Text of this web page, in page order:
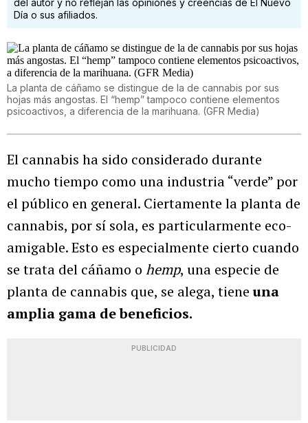
del autor y no reflejan las opiniones y creencias de El Nuevo
Día o sus afiliados.
La planta de cáñamo se distingue de la de cannabis por sus
hojas más angostas. El “hemp” tampoco contiene elementos
psicoactivos, a diferencia de la marihuana. (GFR Media)
El cannabis ha sido considerado durante
mucho tiempo como una industria “verde” por
el público en general. Ciertamente la planta de
cannabis, por sí sola, es particularmente eco-
amigable. Esto es especialmente cierto cuando
se trata del cáñamo o hemp, una especie de
planta de cannabis que, se alega, tieneuna
amplia gama de beneficios.
PUBLICIDAD